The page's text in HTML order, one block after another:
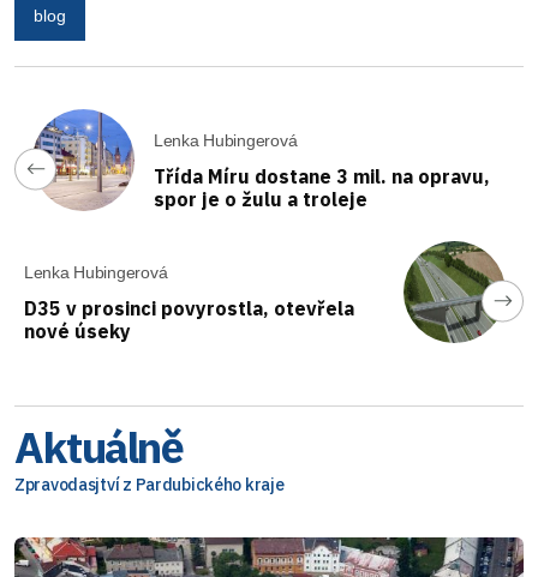
blog
Lenka Hubingerová
Třída Míru dostane 3 mil. na opravu,
spor je o žulu a troleje
Lenka Hubingerová
D35 v prosinci povyrostla, otevřela
nové úseky
Aktuálně
Zpravodasjtví z Pardubického kraje